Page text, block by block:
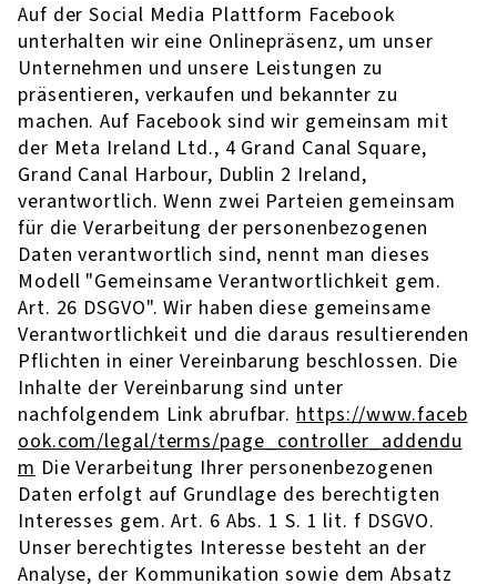
Auf der Social Media Plattform Facebook
unterhalten wir eine Onlinepräsenz, um unser
Unternehmen und unsere Leistungen zu
präsentieren, verkaufen und bekannter zu
machen. Auf Facebook sind wir gemeinsam mit
der Meta Ireland Ltd., 4 Grand Canal Square,
Grand Canal Harbour, Dublin 2 Ireland,
verantwortlich. Wenn zwei Parteien gemeinsam
für die Verarbeitung der personenbezogenen
Daten verantwortlich sind, nennt man dieses
Modell "Gemeinsame Verantwortlichkeit gem.
Art. 26 DSGVO". Wir haben diese gemeinsame
Verantwortlichkeit und die daraus resultierenden
Pflichten in einer Vereinbarung beschlossen. Die
Inhalte der Vereinbarung sind unter
nachfolgendem Link abrufbar.https://www.faceb
ook.com/legal/terms/page_controller_addendu
mDie Verarbeitung Ihrer personenbezogenen
Daten erfolgt auf Grundlage des berechtigten
Interesses gem. Art. 6 Abs. 1 S. 1 lit. f DSGVO.
Unser berechtigtes Interesse besteht an der
Analyse, der Kommunikation sowie dem Absatz